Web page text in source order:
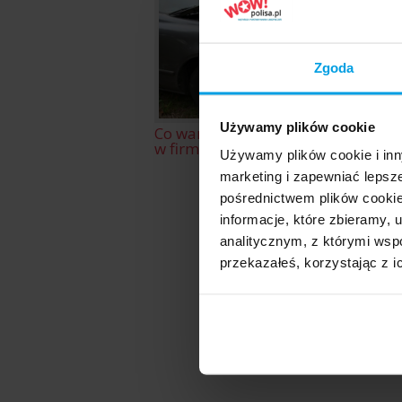
Zgoda
Używamy plików cookie
Używamy plików cookie i
marketing i zapewniać
pośrednictwem plików
informacje, które zbieramy,
analitycznym, z którymi
przekazałeś, korzystając z
Co warto wiedzieć o autocasco
w firmie Warta?